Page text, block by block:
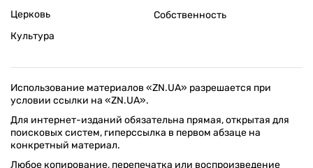
Церковь
Культура
Собственность
Использование материалов «ZN.UA» разрешается при
условии ссылки на «ZN.UA».
Для интернет-изданий обязательна прямая, открытая для
поисковых систем, гиперссылка в первом абзаце на
конкретный материал.
Любое копирование, перепечатка или воспроизведение